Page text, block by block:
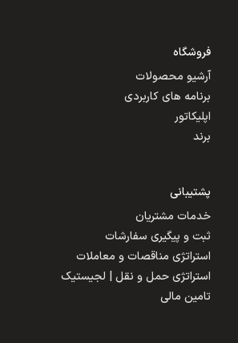
فروشگاه
آرشیو محصولات
برنامه های کاربردی
اپلیکاتور
برند
پشتیبانی
خدمات مشتریان
ثبت و پیگیری سفارشات
استراتژی مناقصات و معاملات
استراتژی حمل و نقل | لجیستیک
تامین مالی